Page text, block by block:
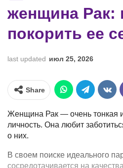
женщина Рак:
покорить ее
last updated июл 25, 2026
Share
Женщина Рак — очень тонкая и
личность. Она любит
о них.
В своем поиске идеального
сосредотачивается на